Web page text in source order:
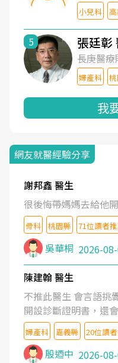
小兒科
5 張廷彰
長庚醫
婦產科
我
網友就醫經驗分享
謝邦鑫 醫生
很後悔帶媽媽去給他開
骨科 桃園縣 71位讀者
吳華桐 2026-
陳建翰 醫生
不推此醫生 會言語挑
開設診斷證明書，還
婦產科 嘉義縣 20位讀
殷迺中 2026-